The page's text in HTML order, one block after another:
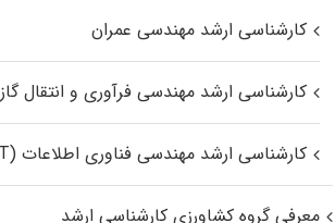
کارشناسی ارشد مهندسی عمران
کارشناسی ارشد مهندسی فرآوری و انتقال گاز
کارشناسی ارشد مهندسی فناوری اطلاعات (IT)
معرفی گروه کشاورزی کارشناسی ارشد